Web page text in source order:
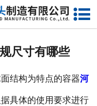
网站首页
尺寸有哪些
结构为特点的容器河
具体的使用要求进行